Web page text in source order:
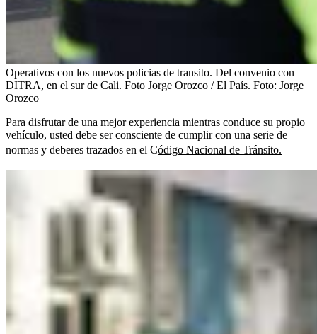
Operativos con los nuevos policias de transito. Del convenio con
DITRA, en el sur de Cali. Foto Jorge Orozco / El País. Foto: Jorge
Orozco
Para disfrutar de una mejor experiencia mientras conduce su propio
vehículo, usted debe ser consciente de cumplir con una serie de
normas y deberes trazados en el Código Nacional de Tránsito.